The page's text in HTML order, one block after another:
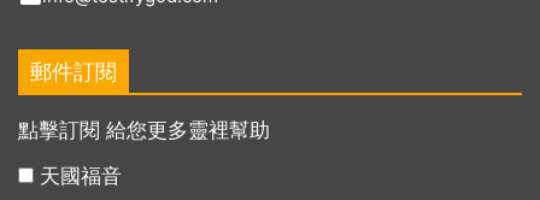
郵件訂閱
點擊訂閱 給您更多靈裡幫助
天國福音